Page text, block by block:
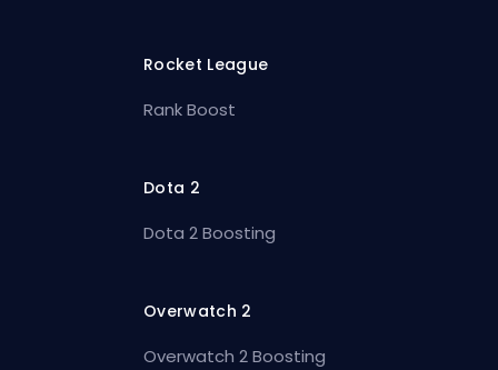
Rocket League
Rank Boost
Dota 2
Dota 2 Boosting
Overwatch 2
Overwatch 2 Boosting